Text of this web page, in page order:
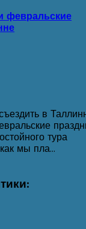
февральские
в
тура
мы пла...